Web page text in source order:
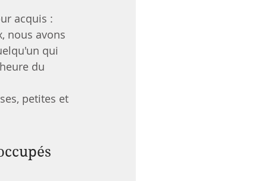
acquis :
nous avons
qui
du
petites et